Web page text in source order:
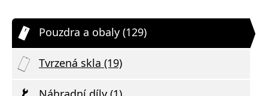
Pouzdra a obaly (129)
Tvrzená skla (19)